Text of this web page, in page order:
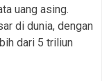
uang asing.
di dunia, dengan
dari 5 triliun